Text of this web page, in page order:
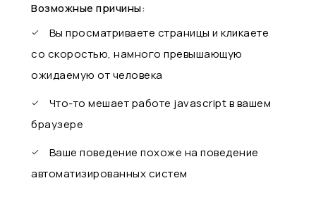
Возможные причины:
Вы просматриваете страницы и кликаете
со скоростью, намного превышающую
ожидаемую от человека
Что-то мешает работе javascript в вашем
браузере
Ваше поведение похоже на поведение
автоматизированных систем